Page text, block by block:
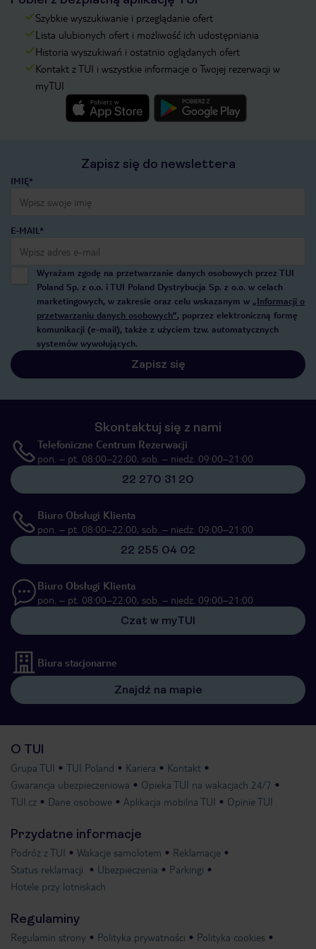
Szybkie wyszukiwanie i przeglądanie ofert
Lista ulubionych ofert i możliwość ich udostępniania
Historia wyszukiwań i ostatnio oglądanych ofert
Kontakt z TUI i wszystkie informacje o Twojej rezerwacji w
myTUI
Zapisz się do newslettera
IMIĘ*
E-MAIL*
Wyrażam zgodę na przetwarzanie danych osobowych przez TUI
Poland Sp. z o.o. i TUI Poland Dystrybucja Sp. z o.o. w celach
marketingowych, w zakresie oraz celu wskazanym w „Informacji o
przetwarzaniu danych osobowych”, poprzez elektroniczną formę
komunikacji (e-mail), także z użyciem tzw. automatycznych
systemów wywołujących.
Zapisz się
Skontaktuj się z nami
Telefoniczne Centrum Rezerwacji
pon. – pt. 08:00–22:00, sob. – niedz. 09:00–21:00
22 270 31 20
Biuro Obsługi Klienta
pon. – pt. 08:00–22:00, sob. – niedz. 09:00–21:00
22 255 04 02
Biuro Obsługi Klienta
pon. – pt. 08:00–22:00, sob. – niedz. 09:00–21:00
Czat w myTUI
Biura stacjonarne
Znajdź na mapie
O TUI
Grupa TUI TUI Poland Kariera
Kontakt
Gwarancja ubezpieczeniowa
Opieka TUI na wakacjach 24/7
TUI.cz
Dane osobowe Aplikacja mobilna TUI Opinie TUI
Przydatne informacje
Podróż z TUI Wakacje samolotem
Reklamacje
Status reklamacji
Ubezpieczenia
Parkingi
Hotele przy lotniskach
Regulaminy
Regulamin strony Polityka prywatności
Polityka cookies